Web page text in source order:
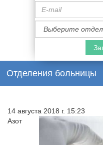
Специализация
Отделения больницы
14 августа 2018 г. 15:23
Азот